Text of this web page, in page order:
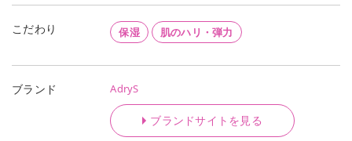
こだわり 保湿 肌のハリ・弾力
ブランド AdryS
ブランドサイトを見る